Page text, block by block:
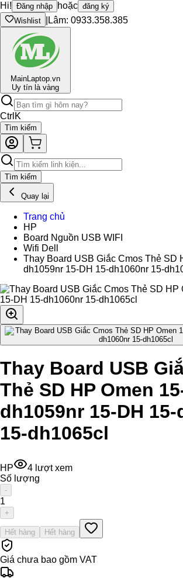
Hi! Đăng nhập hoặc đăng ký
Wishlist
Lâm: 0933.358.385
MainLaptop.vn
Uy tín là vàng
Ctrl K
Tìm kiếm
Tìm kiếm
Quay lại
Trang chủ
HP
Board Nguồn USB WIFI
Wifi Dell
Thay Board USB Giắc Cmos Thẻ SD
dh1059nr 15-DH 15-dh1060nr 15-
Thay Board USB
Thẻ SD HP Omen
dh1059nr 15-DH
15-dh1065cl
HP 4 lượt xem
Số lượng
-
1
+
Hết hàng Hết hàng
Giá chưa bao gồm VAT